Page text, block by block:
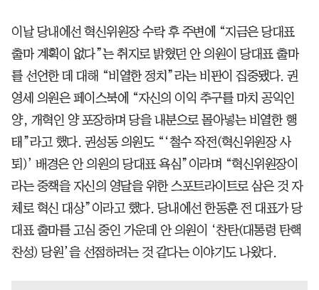
이날 당내에선 혁신위원장 수락 후 주변에 “지금은 당대표
출마 계획이 없다”는 취지로 밝혔던 안 의원이 당대표 출마
를 선언한 데 대해 “비열한 정치”라는 비판이 집중됐다. 권
영세 의원은 페이스북에 “자신의 이익 추구를 마치 공익인
양, 개혁인 양 포장하며 당을 내분으로 몰아넣는 비열한 행
태”라고 했다. 권성동 의원도 “‘철수 작전(혁신위원장 사
퇴)’ 배경은 안 의원의 당대표 욕심”이라며 “혁신위원장이
라는 중책을 자신의 영달을 위한 스포트라이트로 삼은 것 자
체로 혁신 대상”이라고 했다. 당내에선 한동훈 전 대표가 당
대표 출마를 고심 중인 가운데 안 의원이 ‘찬탄(대통령 탄핵
찬성) 당원’을 선점하려는 것 같다는 이야기도 나왔다.